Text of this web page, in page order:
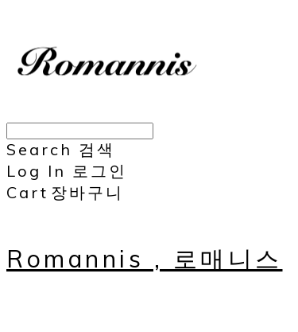
Search 검색
Log In 로그인
Cart 장바구니
Romannis , 로매니스